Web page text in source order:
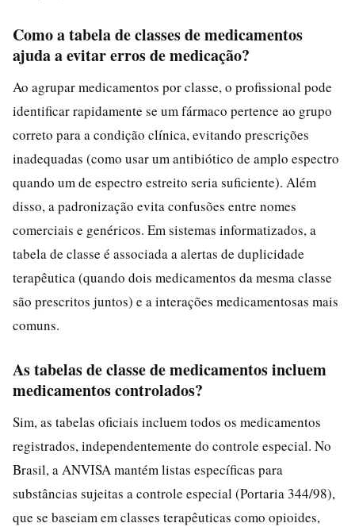
Como a tabela de classes de medicamentos
ajuda a evitar erros de medicação?
Ao agrupar medicamentos por classe, o profissional pode
identificar rapidamente se um fármaco pertence ao grupo
correto para a condição clínica, evitando prescrições
inadequadas (como usar um antibiótico de amplo espectro
quando um de espectro estreito seria suficiente). Além
disso, a padronização evita confusões entre nomes
comerciais e genéricos. Em sistemas informatizados, a
tabela de classe é associada a alertas de duplicidade
terapêutica (quando dois medicamentos da mesma classe
são prescritos juntos) e a interações medicamentosas mais
comuns.
As tabelas de classe de medicamentos incluem
medicamentos controlados?
Sim, as tabelas oficiais incluem todos os medicamentos
registrados, independentemente do controle especial. No
Brasil, a ANVISA mantém listas específicas para
substâncias sujeitas a controle especial (Portaria 344/98),
que se baseiam em classes terapêuticas como opioides,